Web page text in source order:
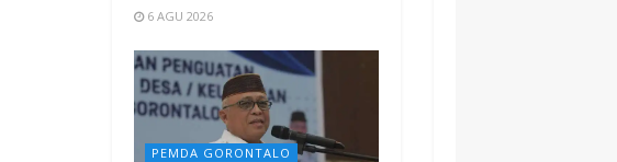
6 AGU 2026
PEMDA GORONTALO